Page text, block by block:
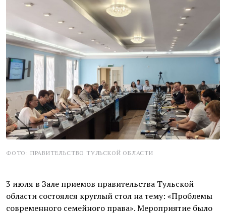
ФОТО: ПРАВИТЕЛЬСТВО ТУЛЬСКОЙ ОБЛАСТИ
3 июля в Зале приемов правительства Тульской
области состоялся круглый стол на тему: «Проблемы
современного семейного права». Мероприятие было